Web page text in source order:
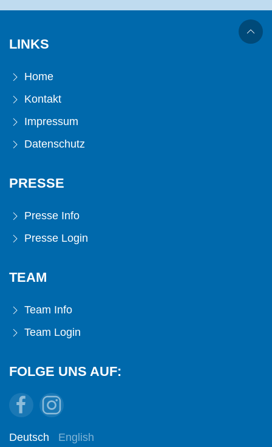
LINKS
Home
Kontakt
Impressum
Datenschutz
PRESSE
Presse Info
Presse Login
TEAM
Team Info
Team Login
FOLGE UNS AUF:
Deutsch English